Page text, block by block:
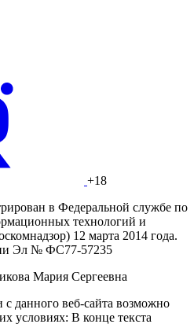
+18
в Федеральной службе по
технологий и
12 марта 2014 года.
Эл № ФС77-57235
Мария Сергеевна
данного веб-сайта возможно
условиях: В конце текста